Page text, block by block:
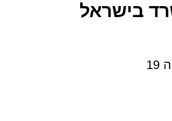
בישראל